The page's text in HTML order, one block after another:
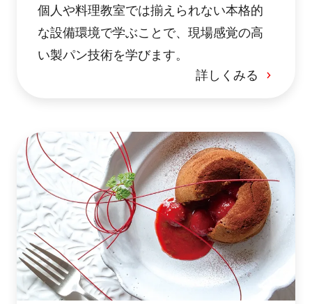
個人や料理教室では揃えられない本格的
な設備環境で学ぶことで、現場感覚の高
い製パン技術を学びます。
詳しくみる